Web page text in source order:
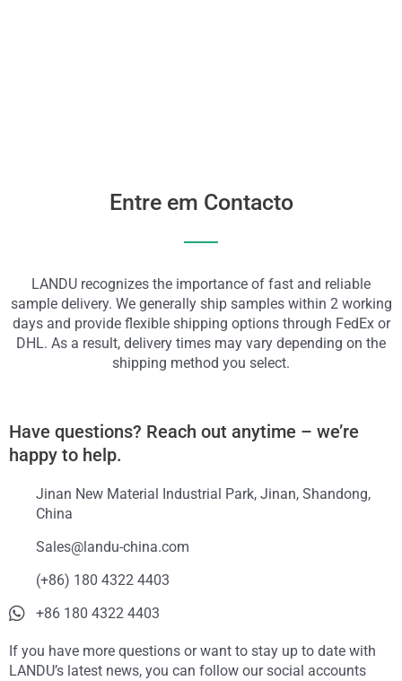
Entre em Contacto
LANDU recognizes the importance of fast and reliable
sample delivery. We generally ship samples within 2 working
days and provide flexible shipping options through FedEx or
DHL. As a result, delivery times may vary depending on the
shipping method you select.
Have questions? Reach out anytime – we’re
happy to help.
Jinan New Material Industrial Park, Jinan, Shandong,
China
Sales@landu-china.com
(+86) 180 4322 4403
+86 180 4322 4403
If you have more questions or want to stay up to date with
LANDU’s latest news, you can follow our social accounts